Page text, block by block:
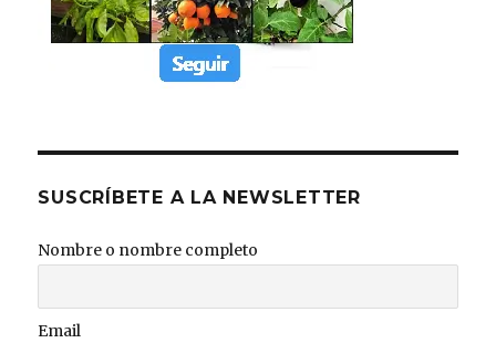
SUSCRÍBETE A LA NEWSLETTER
Nombre o nombre completo
Email